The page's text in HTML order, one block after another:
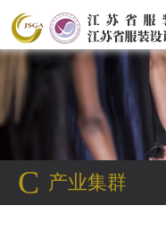
C 产业集群